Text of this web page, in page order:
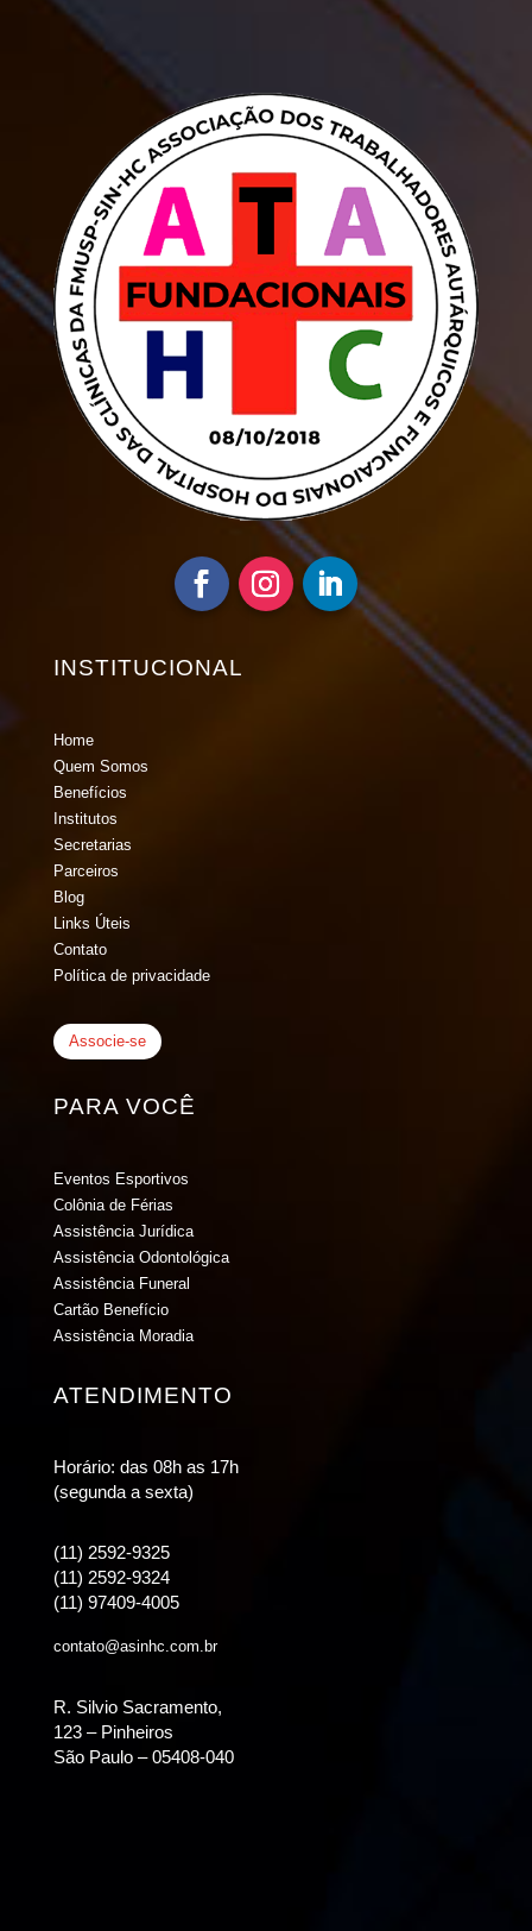
INSTITUCIONAL
Home
Quem Somos
Benefícios
Institutos
Secretarias
Parceiros
Blog
Links Úteis
Contato
Política de privacidade
Associe-se
PARA VOCÊ
Eventos Esportivos
Colônia de Férias
Assistência Jurídica
Assistência Odontológica
Assistência Funeral
Cartão Benefício
Assistência Moradia
ATENDIMENTO
Horário: das 08h as 17h
(segunda a sexta)
(11) 2592-9325
(11) 2592-9324
(11) 97409-4005
contato@asinhc.com.br
R. Silvio Sacramento,
123 – Pinheiros
São Paulo – 05408-040